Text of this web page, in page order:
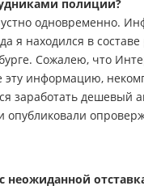
полиции?
одновременно.
я находился в составе
Сожалею, что
эту информацию,
заработать дешевый
опубликовали
неожиданной